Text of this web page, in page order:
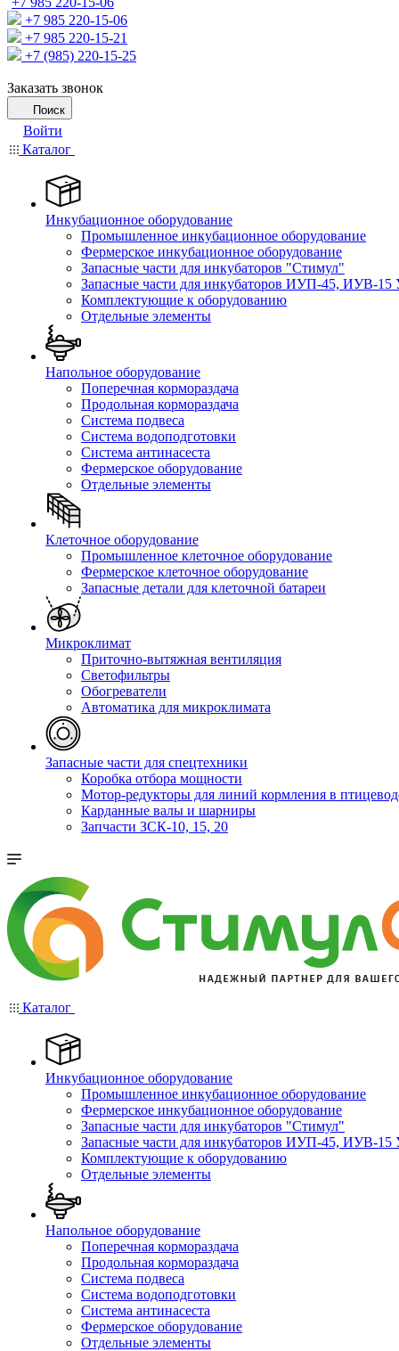
+7 985 220-15-06
+7 985 220-15-21
+7 (985) 220-15-25
Заказать звонок
Поиск
Войти
Каталог
Инкубационное оборудование
Промышленное инкубационное оборудование
Фермерское инкубационное оборудование
Запасные части для инкубаторов "Стимул"
Запасные части для инкубаторов ИУП-45, ИУВ-15
Комплектующие к оборудованию
Отдельные элементы
Напольное оборудование
Поперечная кормораздача
Продольная кормораздача
Система подвеса
Система водоподготовки
Система антинасеста
Фермерское оборудование
Отдельные элементы
Клеточное оборудование
Промышленное клеточное оборудование
Фермерское клеточное оборудование
Запасные детали для клеточной батареи
Микроклимат
Приточно-вытяжная вентиляция
Светофильтры
Обогреватели
Автоматика для микроклимата
Запасные части для спецтехники
Коробка отбора мощности
Мотор-редукторы для линий кормления в
Карданные валы и шарниры
Запчасти ЗСК-10, 15, 20
Каталог
Инкубационное оборудование
Промышленное инкубационное оборудование
Фермерское инкубационное оборудование
Запасные части для инкубаторов "Стимул"
Запасные части для инкубаторов ИУП-45, ИУВ-15
Комплектующие к оборудованию
Отдельные элементы
Напольное оборудование
Поперечная кормораздача
Продольная кормораздача
Система подвеса
Система водоподготовки
Система антинасеста
Фермерское оборудование
Отдельные элементы